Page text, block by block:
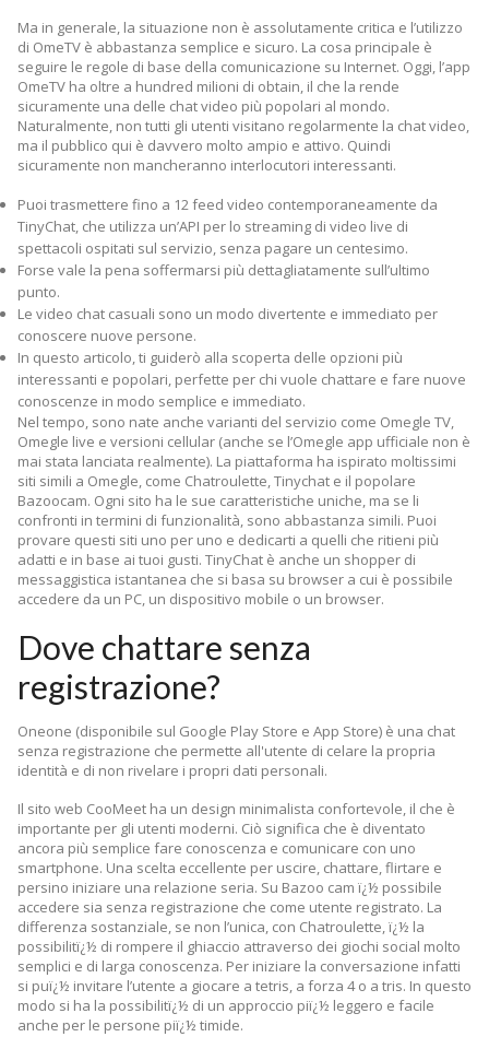
Ma in generale, la situazione non è assolutamente critica e l’utilizzo
di OmeTV è abbastanza semplice e sicuro. La cosa principale è
seguire le regole di base della comunicazione su Internet. Oggi, l’app
OmeTV ha oltre a hundred milioni di obtain, il che la rende
sicuramente una delle chat video più popolari al mondo.
Naturalmente, non tutti gli utenti visitano regolarmente la chat video,
ma il pubblico qui è davvero molto ampio e attivo. Quindi
sicuramente non mancheranno interlocutori interessanti.
Puoi trasmettere fino a 12 feed video contemporaneamente da
TinyChat, che utilizza un’API per lo streaming di video live di
spettacoli ospitati sul servizio, senza pagare un centesimo.
Forse vale la pena soffermarsi più dettagliatamente sull’ultimo
punto.
Le video chat casuali sono un modo divertente e immediato per
conoscere nuove persone.
In questo articolo, ti guiderò alla scoperta delle opzioni più
interessanti e popolari, perfette per chi vuole chattare e fare nuove
conoscenze in modo semplice e immediato.
Nel tempo, sono nate anche varianti del servizio come Omegle TV,
Omegle live e versioni cellular (anche se l’Omegle app ufficiale non è
mai stata lanciata realmente). La piattaforma ha ispirato moltissimi
siti simili a Omegle, come Chatroulette, Tinychat e il popolare
Bazoocam. Ogni sito ha le sue caratteristiche uniche, ma se li
confronti in termini di funzionalità, sono abbastanza simili. Puoi
provare questi siti uno per uno e dedicarti a quelli che ritieni più
adatti e in base ai tuoi gusti. TinyChat è anche un shopper di
messaggistica istantanea che si basa su browser a cui è possibile
accedere da un PC, un dispositivo mobile o un browser.
Dove chattare senza
registrazione?
Oneone (disponibile sul Google Play Store e App Store) è una chat
senza registrazione che permette all'utente di celare la propria
identità e di non rivelare i propri dati personali.
Il sito web CooMeet ha un design minimalista confortevole, il che è
importante per gli utenti moderni. Ciò significa che è diventato
ancora più semplice fare conoscenza e comunicare con uno
smartphone. Una scelta eccellente per uscire, chattare, flirtare e
persino iniziare una relazione seria. Su Bazoo cam ï¿½ possibile
accedere sia senza registrazione che come utente registrato. La
differenza sostanziale, se non l’unica, con Chatroulette, ï¿½ la
possibilitï¿½ di rompere il ghiaccio attraverso dei giochi social molto
semplici e di larga conoscenza. Per iniziare la conversazione infatti
si puï¿½ invitare l’utente a giocare a tetris, a forza 4 o a tris. In questo
modo si ha la possibilitï¿½ di un approccio piï¿½ leggero e facile
anche per le persone piï¿½ timide.